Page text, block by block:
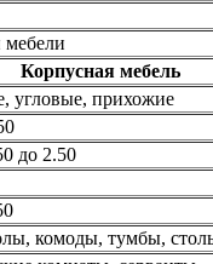
Корпусная мебель
прихожие
до 2.50
комоды, тумбы,